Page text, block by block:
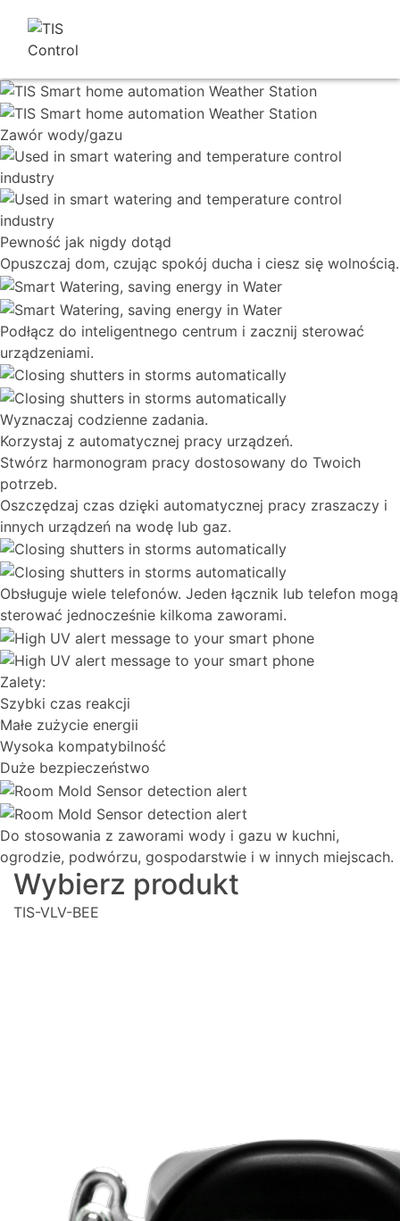
Zawór wody/gazu
Pewność jak nigdy dotąd
Opuszczaj dom, czując spokój ducha i ciesz się wolnością.
Podłącz do inteligentnego centrum i zacznij sterować
urządzeniami.
Wyznaczaj codzienne zadania.
Korzystaj z automatycznej pracy urządzeń.
Stwórz harmonogram pracy dostosowany do Twoich
potrzeb.
Oszczędzaj czas dzięki automatycznej pracy zraszaczy i
innych urządzeń na wodę lub gaz.
Obsługuje wiele telefonów. Jeden łącznik lub telefon mogą
sterować jednocześnie kilkoma zaworami.
Zalety:
Szybki czas reakcji
Małe zużycie energii
Wysoka kompatybilność
Duże bezpieczeństwo
Do stosowania z zaworami wody i gazu w kuchni,
ogrodzie, podwórzu, gospodarstwie i w innych miejscach.
Wybierz produkt
TIS-VLV-BEE